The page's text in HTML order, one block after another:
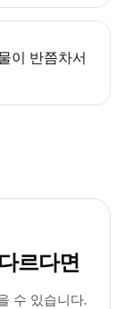
이 반쯤차서
르다면
수 있습니다.